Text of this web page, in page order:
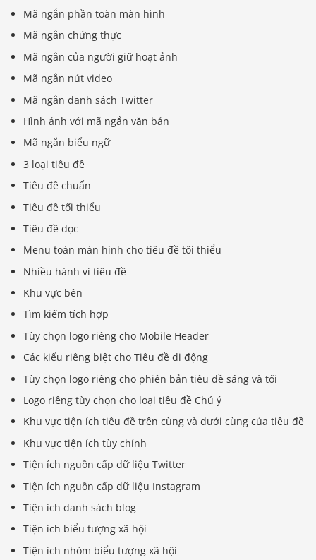
Mã ngắn phần toàn màn hình
Mã ngắn chứng thực
Mã ngắn của người giữ hoạt ảnh
Mã ngắn nút video
Mã ngắn danh sách Twitter
Hình ảnh với mã ngắn văn bản
Mã ngắn biểu ngữ
3 loại tiêu đề
Tiêu đề chuẩn
Tiêu đề tối thiểu
Tiêu đề dọc
Menu toàn màn hình cho tiêu đề tối thiểu
Nhiều hành vi tiêu đề
Khu vực bên
Tìm kiếm tích hợp
Tùy chọn logo riêng cho Mobile Header
Các kiểu riêng biệt cho Tiêu đề di động
Tùy chọn logo riêng cho phiên bản tiêu đề sáng và tối
Logo riêng tùy chọn cho loại tiêu đề Chú ý
Khu vực tiện ích tiêu đề trên cùng và dưới cùng của tiêu đề
Khu vực tiện ích tùy chỉnh
Tiện ích nguồn cấp dữ liệu Twitter
Tiện ích nguồn cấp dữ liệu Instagram
Tiện ích danh sách blog
Tiện ích biểu tượng xã hội
Tiện ích nhóm biểu tượng xã hội